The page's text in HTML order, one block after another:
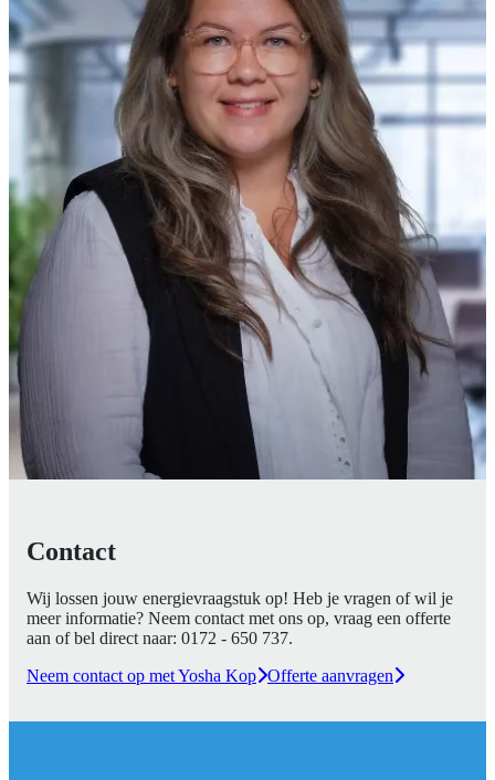
Contact
Wij lossen jouw energievraagstuk op! Heb je vragen of wil je
meer informatie? Neem contact met ons op, vraag een offerte
aan of bel direct naar: 0172 - 650 737.
Neem contact op met Yosha Kop Offerte aanvragen